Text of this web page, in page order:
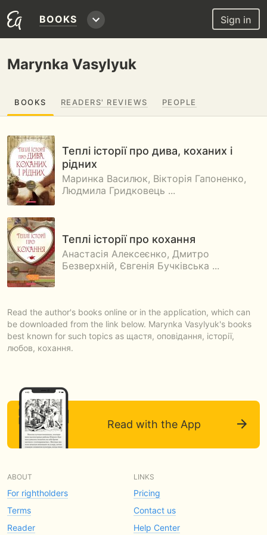
BOOKS Sign in
Marynka Vasylyuk
BOOKS READERS' REVIEWS PEOPLE
Теплі історії про дива, коханих і
рідних
Маринка Василюк, Вікторія Гапоненко,
Людмила Гридковець ...
Теплі історії про кохання
Анастасія Алексеєнко, Дмитро
Безверхній, Євгенія Бучківська ...
Read the author's books online or in the application, which can
be downloaded from the link below. Marynka Vasylyuk's books
best known for such topics as щастя, оповідання, історії,
любов, кохання.
Read with the App
ABOUT
For rightholders
Terms
Reader
LINKS
Pricing
Contact us
Help Center